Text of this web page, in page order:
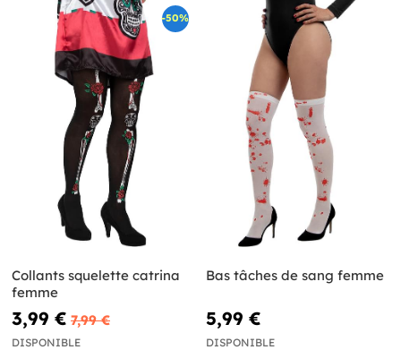
-50%
Collants squelette catrina
femme
3,99 € 7,99 €
DISPONIBLE
Bas tâches de sang femme
5,99 €
DISPONIBLE